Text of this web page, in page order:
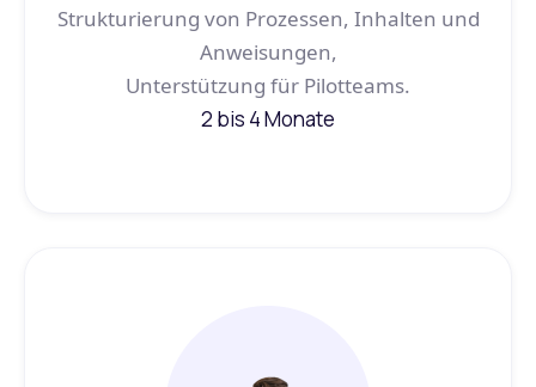
Strukturierung von Prozessen, Inhalten und
Anweisungen,
Unterstützung für Pilotteams.
2 bis 4 Monate